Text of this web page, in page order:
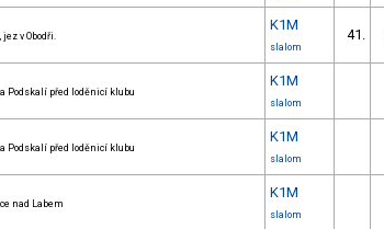
v Obodři.
K1M
slalom
41.
Podskalí před loděnicí klubu
K1M
slalom
Podskalí před loděnicí klubu
K1M
slalom
nad Labem
K1M
slalom